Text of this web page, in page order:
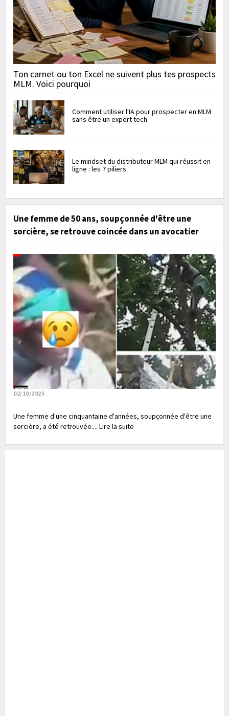
Ton carnet ou ton Excel ne suivent plus tes prospects
MLM. Voici pourquoi
Comment utiliser l'IA pour prospecter en MLM
sans être un expert tech
Le mindset du distributeur MLM qui réussit en
ligne : les 7 piliers
Une femme de 50 ans, soupçonnée d'être une
sorcière, se retrouve coincée dans un avocatier
02/10/2025
Une femme d'une cinquantaine d'années, soupçonnée d'être une
sorcière, a été retrouvée.... Lire la suite